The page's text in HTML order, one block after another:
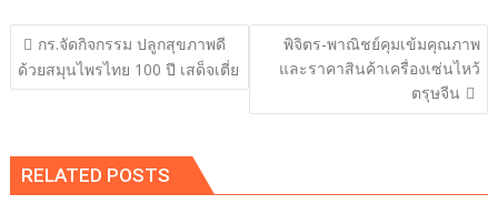
แนะแนว
เรื่อง
กร.จัดกิจกรรม ปลูกสุขภาพดี
ด้วยสมุนไพรไทย 100 ปี เสด็จเตี่ย
พิจิตร-พาณิชย์คุมเข้มคุณภาพ
และราคาสินค้าเครื่องเซ่นไหว้
ตรุษจีน
RELATED POSTS